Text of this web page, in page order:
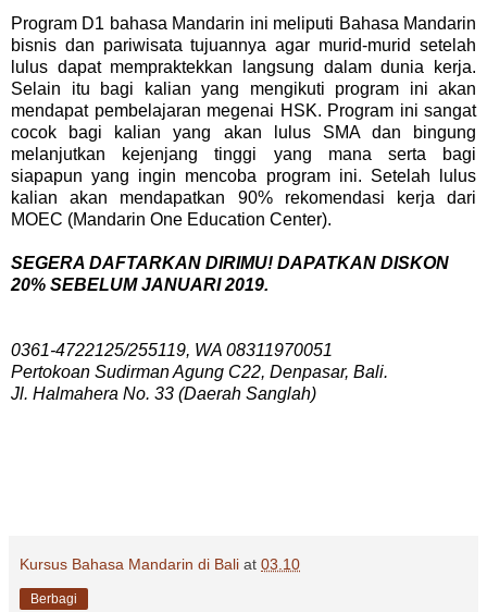
Program D1 bahasa Mandarin ini meliputi Bahasa Mandarin
bisnis dan pariwisata tujuannya agar murid-murid setelah
lulus dapat mempraktekkan langsung dalam dunia kerja.
Selain itu bagi kalian yang mengikuti program ini akan
mendapat pembelajaran megenai HSK. Program ini sangat
cocok bagi kalian yang akan lulus SMA dan bingung
melanjutkan kejenjang tinggi yang mana serta bagi
siapapun yang ingin mencoba program ini. Setelah lulus
kalian akan mendapatkan 90% rekomendasi kerja dari
MOEC (Mandarin One Education Center).
SEGERA DAFTARKAN DIRIMU! DAPATKAN DISKON
20% SEBELUM JANUARI 2019.
0361-4722125/255119, WA 08311970051
Pertokoan Sudirman Agung C22, Denpasar, Bali.
Jl. Halmahera No. 33 (Daerah Sanglah)
Kursus Bahasa Mandarin di Bali at 03.10
Berbagi